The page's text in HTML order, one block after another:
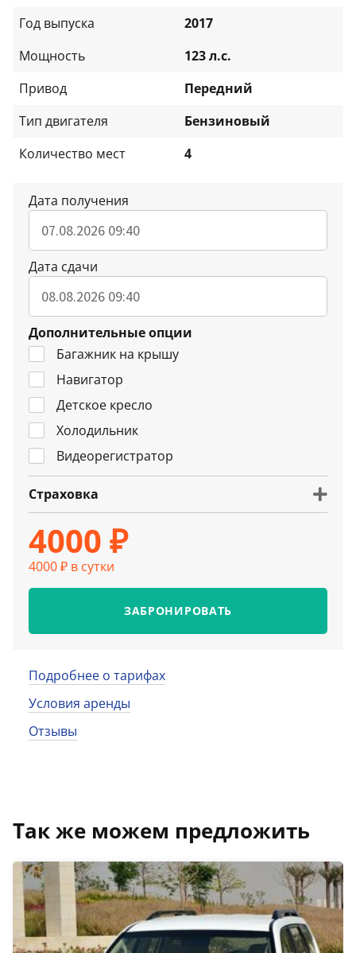
Год выпуска
2017
Мощность
123 л.с.
Привод
Передний
Тип двигателя
Бензиновый
Количество мест
4
Дата получения
Дата сдачи
Дополнительные опции
Багажник на крышу
Навигатор
Детское кресло
Холодильник
Видеорегистратор
Страховка
4000 ₽
4000 ₽ в сутки
ЗАБРОНИРОВАТЬ
Подробнее о тарифах
Условия аренды
Отзывы
Так же можем предложить